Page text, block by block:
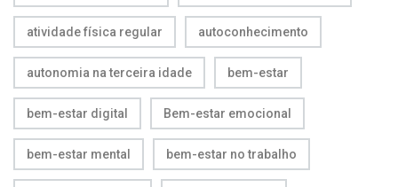
atividade física regular autoconhecimento
autonomia na terceira idade bem-estar
bem-estar digital Bem-estar emocional
bem-estar mental bem-estar no trabalho